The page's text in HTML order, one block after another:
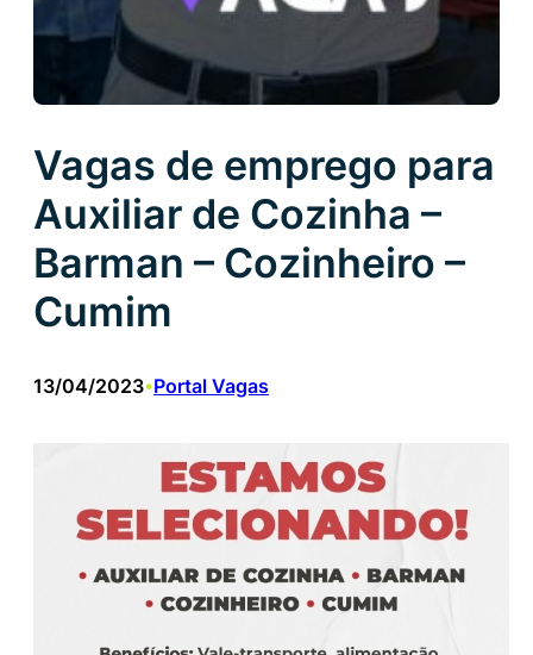
Vagas de emprego para
Auxiliar de Cozinha –
Barman – Cozinheiro –
Cumim
13/04/2023•Portal Vagas